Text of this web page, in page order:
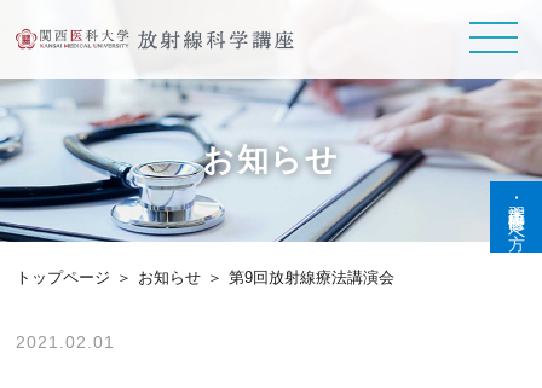
実習生･研修医の方へ
お知らせ
トップページ お知らせ 第9回放射線療法講演会
2021.02.01